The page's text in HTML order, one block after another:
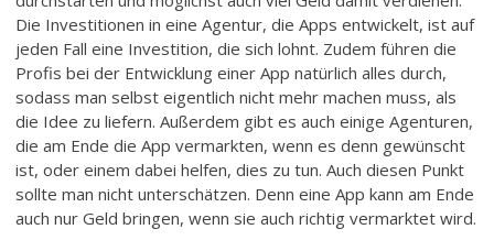
Die Investitionen in eine Agentur, die Apps entwickelt, ist auf
jeden Fall eine Investition, die sich lohnt. Zudem führen die
Profis bei der Entwicklung einer App natürlich alles durch,
sodass man selbst eigentlich nicht mehr machen muss, als
die Idee zu liefern. Außerdem gibt es auch einige Agenturen,
die am Ende die App vermarkten, wenn es denn gewünscht
ist, oder einem dabei helfen, dies zu tun. Auch diesen Punkt
sollte man nicht unterschätzen. Denn eine App kann am Ende
auch nur Geld bringen, wenn sie auch richtig vermarktet wird.